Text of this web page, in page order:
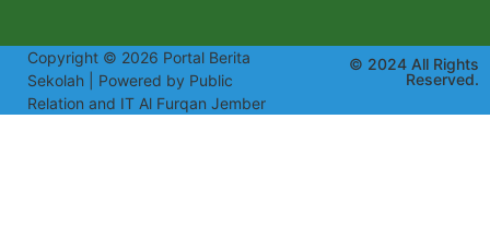
Copyright © 2026 Portal Berita
Sekolah | Powered by Public
Relation and IT Al Furqan Jember
© 2024 All Rights
Reserved.